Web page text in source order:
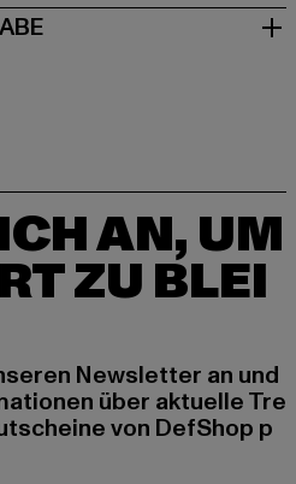
AN, UM
ZU BLEI
Newsletter an und
über aktuelle Tre
von DefShop p